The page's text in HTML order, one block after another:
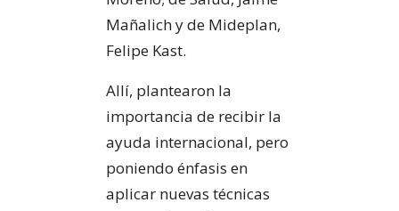
Mañalich y de Mideplan,
Felipe Kast.
Allí, plantearon la
importancia de recibir la
ayuda internacional, pero
poniendo énfasis en
aplicar nuevas técnicas